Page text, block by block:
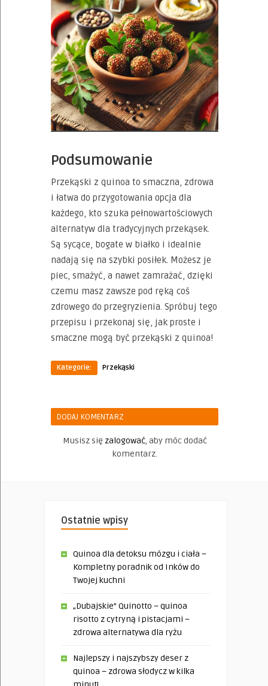
Podsumowanie
Przekąski z quinoa to smaczna, zdrowa
i łatwa do przygotowania opcja dla
każdego, kto szuka pełnowartościowych
alternatyw dla tradycyjnych przekąsek.
Są sycące, bogate w białko i idealnie
nadają się na szybki posiłek. Możesz je
piec, smażyć, a nawet zamrażać, dzięki
czemu masz zawsze pod ręką coś
zdrowego do przegryzienia. Spróbuj tego
przepisu i przekonaj się, jak proste i
smaczne mogą być przekąski z quinoa!
Kategorie: Przekąski
DODAJ KOMENTARZ
Musisz się zalogować, aby móc dodać
komentarz.
Ostatnie wpisy
Quinoa dla detoksu mózgu i ciała –
Kompletny poradnik od Inków do
Twojej kuchni
„Dubajskie” Quinotto – quinoa
risotto z cytryną i pistacjami –
zdrowa alternatywa dla ryżu
Najlepszy i najszybszy deser z
quinoa – zdrowa słodycz w kilka